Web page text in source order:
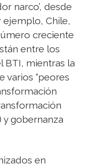
narco’, desde
ejemplo, Chile,
creciente
entre los
BTI, mientras la
varios “peores
y gobernanza
en